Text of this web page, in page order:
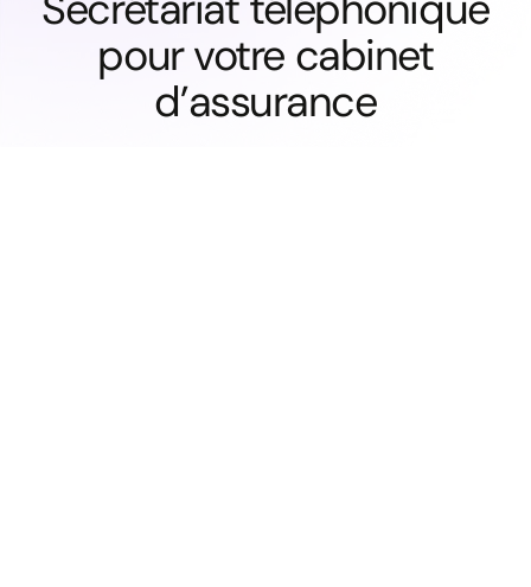
pour votre cabinet
d’assurance